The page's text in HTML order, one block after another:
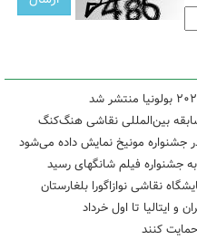
بین‌المللی نقاشی هنگ‌کنگ
مونیخ نمایش داده می‌شود
فیلم شانگهای رسید
و ایتالیا تا اول خرداد
کنند